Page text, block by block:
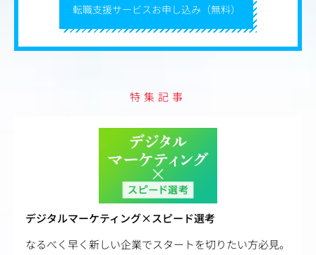
転職支援サービスお申し込み（無料）
特集記事
デジタルマーケティング×スピード選考
なるべく早く新しい企業でスタートを切りたい方必見。